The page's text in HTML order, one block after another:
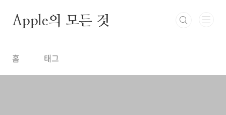
Apple의 모든 것
홈 태그